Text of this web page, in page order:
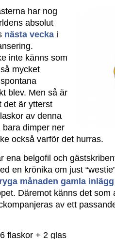
har nog
absolut
nästa vecka i
inte känns som
mycket
blev. Men så är
det är ytterst
av denna
dimper ner
också varför det hurras.
ena belgofil och
en krönika om just
månaden gamla inlägg
Däremot känns det som
av ett
flaskor + 2 glas